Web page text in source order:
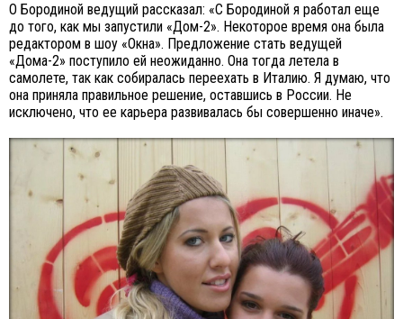
О Бородиной ведущий рассказал: «С Бородиной я работал еще
до того, как мы запустили «Дом-2». Некоторое время она была
редактором в шоу «Окна». Предложение стать ведущей
«Дома-2» поступило ей неожиданно. Она тогда летела в
самолете, так как собиралась переехать в Италию. Я думаю, что
она приняла правильное решение, оставшись в России. Не
исключено, что ее карьера развивалась бы совершенно иначе».